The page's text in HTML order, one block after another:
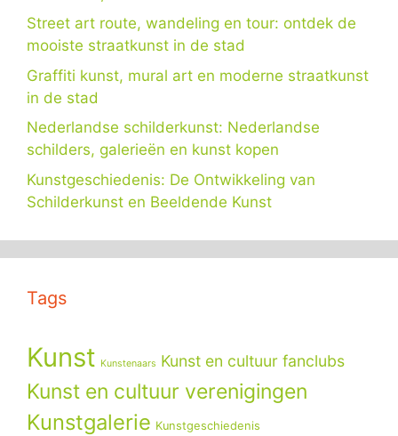
Street art route, wandeling en tour: ontdek de
mooiste straatkunst in de stad
Graffiti kunst, mural art en moderne straatkunst
in de stad
Nederlandse schilderkunst: Nederlandse
schilders, galerieën en kunst kopen
Kunstgeschiedenis: De Ontwikkeling van
Schilderkunst en Beeldende Kunst
Tags
Kunst Kunstenaars Kunst en cultuur fanclubs
Kunst en cultuur verenigingen
Kunstgalerie Kunstgeschiedenis